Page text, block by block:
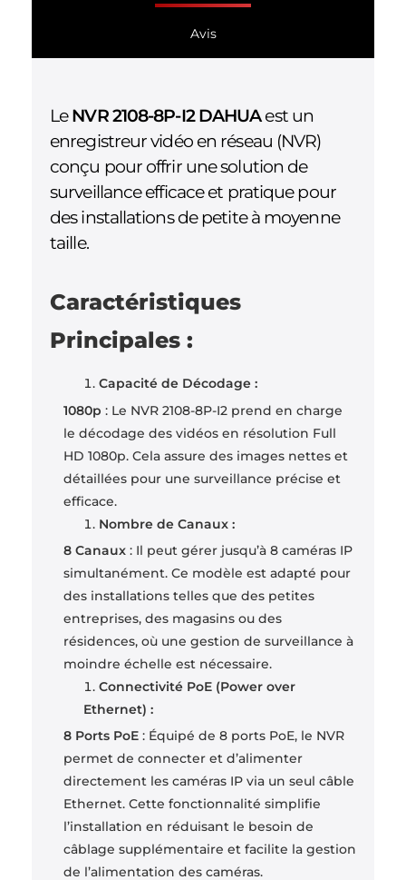
Avis
LeNVR 2108-8P-I2 DAHUAest un
enregistreur vidéo en réseau (NVR)
conçu pour offrir une solution de
surveillance efficace et pratique pour
des installations de petite à moyenne
taille.
Caractéristiques
Principales :
Capacité de Décodage :
1080p : Le NVR 2108-8P-I2 prend en charge
le décodage des vidéos en résolution Full
HD 1080p. Cela assure des images nettes et
détaillées pour une surveillance précise et
efficace.
Nombre de Canaux :
8 Canaux: Il peut gérer jusqu’à 8 caméras IP
simultanément. Ce modèle est adapté pour
des installations telles que des petites
entreprises, des magasins ou des
résidences, où une gestion de surveillance à
moindre échelle est nécessaire.
Connectivité PoE (Power over
Ethernet) :
8 Ports PoE: Équipé de 8 ports PoE, le NVR
permet de connecter et d’alimenter
directement les caméras IP via un seul câble
Ethernet. Cette fonctionnalité simplifie
l’installation en réduisant le besoin de
câblage supplémentaire et facilite la gestion
de l’alimentation des caméras.